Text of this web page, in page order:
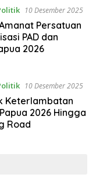
10 Desember 2025
Persatuan
PAD dan
2026
10 Desember 2025
Keterlambatan
Papua 2026 Hingga
Road